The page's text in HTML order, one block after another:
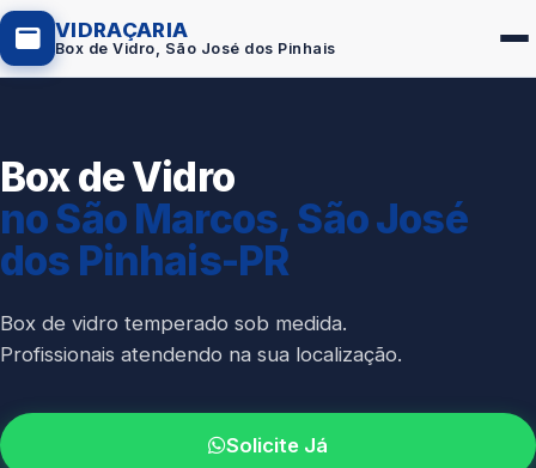
VIDRAÇARIA
Box de Vidro, São José dos Pinhais
Box de Vidro
Portas em Vidro
Guarda-Corpo
Espelho Sob Medida
Fachada de Vidro
Box de Vidro
no São Marcos, São José
dos Pinhais-PR
Box de vidro temperado sob medida.
Profissionais atendendo na sua localização.
Solicite Já